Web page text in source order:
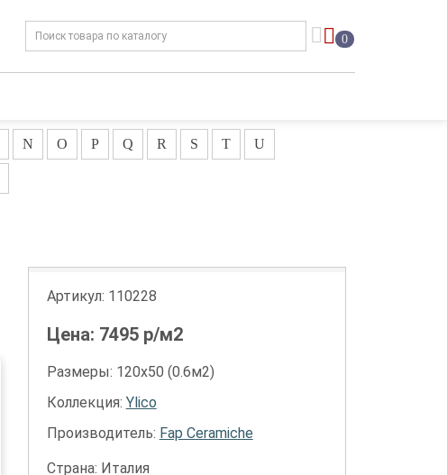
0
N O P Q R S T U
Артикул: 110228
Цена: 7495р/м2
Размеры: 120х50 (0.6м2)
Коллекция: Ylico
Производитель: Fap Ceramiche
Страна: Италия